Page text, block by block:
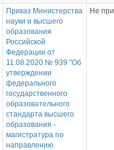
Приказ Министерства
науки и высшего
образования
Российской
Федерации от
11.08.2020 № 939 "Об
утверждении
федерального
государственного
образовательного
стандарта высшего
образования -
магистратура по
направлению
Не